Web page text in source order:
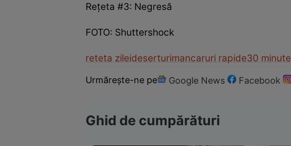
Reţeta #3: Negresă
FOTO: Shuttershock
reteta zileideserturimancaruri rapide30 minute
Urmărește-ne pe Google News Facebook
Ghid de cumpărături